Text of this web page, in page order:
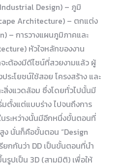
Design) – ภูมิ
Architecture) – ตกแต่ง
– การวางแผนภูมิภาคและ
หัวใจหลักของงาน
ะต้องมีดีไซน์ที่สวยงามแล้ว ผู้
ะโยชน์ใช้สอย โครงสร้าง และ
สิ่งแวดล้อม ซึ่งโดยทั่วไปนั้นมี
ตั้งแต่แบบร่าง ไปจนถึงการ
ระหว่างนั้นมีอีกหนึ่งขั้นตอนที่
ง นั่นก็คือขั้นตอน “Design
ยกกันว่า DD เป็นขั้นตอนที่นำ
รูปเป็น 3D (สามมิติ) เพื่อให้